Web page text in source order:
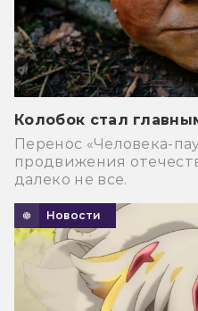
Колобок стал
Перенос «Человека-
продвижения
далеко не все.
Новости